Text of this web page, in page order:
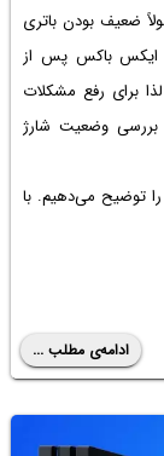
ضعیف بودن باتری
باکس پس از
برای رفع مشکلات
بررسی وضعیت شارژ
توضیح می‌دهیم. با
ادامه‌ی مطلب ...